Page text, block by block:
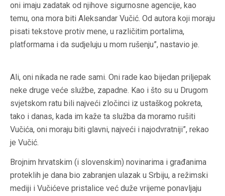
oni imaju zadatak od njihove sigurnosne agencije, kao
temu, ona mora biti Aleksandar Vučić. Od autora koji moraju
pisati tekstove protiv mene, u različitim portalima,
platformama i da sudjeluju u mom rušenju”, nastavio je.
Ali, oni nikada ne rade sami. Oni rade kao bijedan priljepak
neke druge veće službe, zapadne. Kao i što su u Drugom
svjetskom ratu bili najveći zločinci iz ustaškog pokreta,
tako i danas, kada im kaže ta služba da moramo rušiti
Vučića, oni moraju biti glavni, najveći i najodvratniji”, rekao
je Vučić.
Brojnim hrvatskim (i slovenskim) novinarima i građanima
proteklih je dana bio zabranjen ulazak u Srbiju, a režimski
mediji i Vučićeve pristalice već duže vrijeme ponavljaju